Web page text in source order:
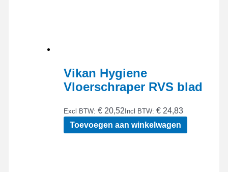
Vikan Hygiene
Vloerschraper RVS blad
Excl BTW: € 20,52 Incl BTW: € 24,83
Toevoegen aan winkelwagen